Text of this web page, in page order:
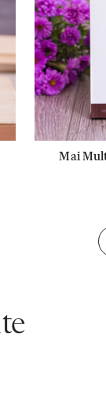
Mai